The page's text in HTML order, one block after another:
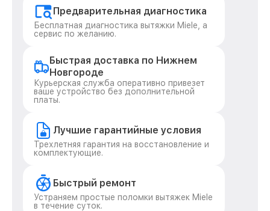
Предварительная диагностика
Бесплатная диагностика вытяжки Miele, а
сервис по желанию.
Быстрая доставка по Нижнем
Новгороде
Курьерская служба оперативно привезет
ваше устройство без дополнительной
платы.
Лучшие гарантийные условия
Трехлетняя гарантия на восстановление и
комплектующие.
Быстрый ремонт
Устраняем простые поломки вытяжек Miele
в течение суток.